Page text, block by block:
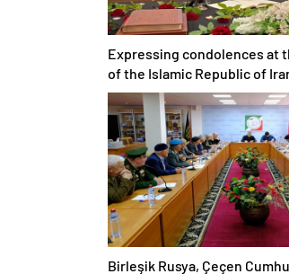
Expressing condolences at
of the Islamic Republic of
Birleşik Rusya, Çeçen